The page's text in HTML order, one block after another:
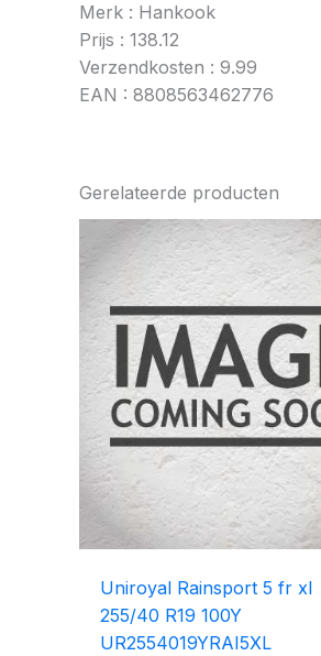
Merk : Hankook
Prijs : 138.12
Verzendkosten : 9.99
EAN : 8808563462776
Gerelateerde producten
Uniroyal Rainsport 5 fr xl
255/40 R19 100Y
UR2554019YRAI5XL